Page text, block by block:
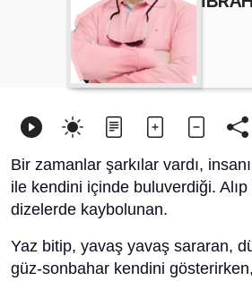
Bir zamanlar şarkılar vardı,
ile kendini içinde buluverdiği. Alıp
dizelerde kaybolunan.
Yaz bitip, yavaş yavaş sararan,
güz-sonbahar kendini